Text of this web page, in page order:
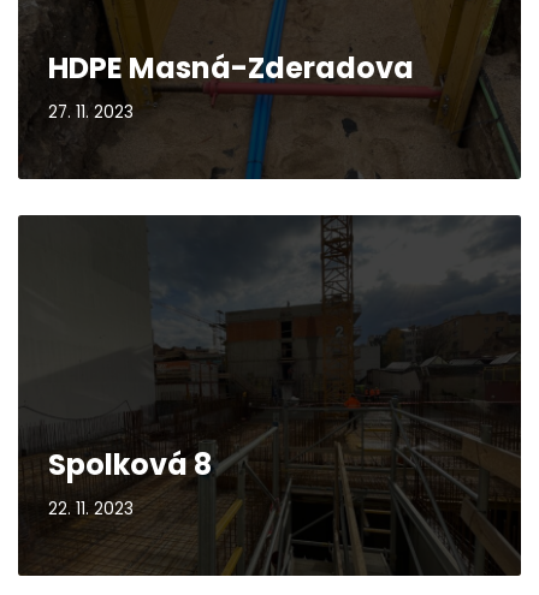
HDPE Masná-Zderadova
27. 11. 2023
Spolková 8
22. 11. 2023